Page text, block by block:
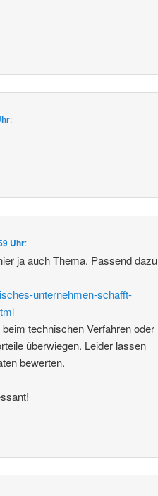
:
Uhr:
ja auch Thema. Passend dazu
unternehmen-schafft-
technischen Verfahren oder
überwiegen. Leider lassen
bewerten.